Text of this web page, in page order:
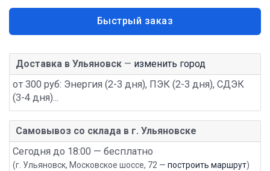
Быстрый заказ
Доставка в Ульяновск — изменить город
от 300 руб: Энергия (2-3 дня), ПЭК (2-3 дня), СДЭК
(3-4 дня)...
Самовывоз со склада в г. Ульяновске
Сегодня до 18:00 — бесплатно
(г. Ульяновск, Московское шоссе, 72 — построить маршрут)